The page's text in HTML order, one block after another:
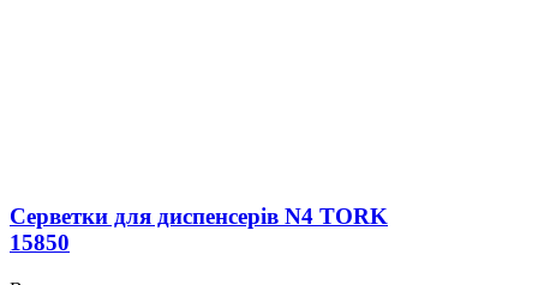
Серветки для диспенсерів N4 TORK
15850